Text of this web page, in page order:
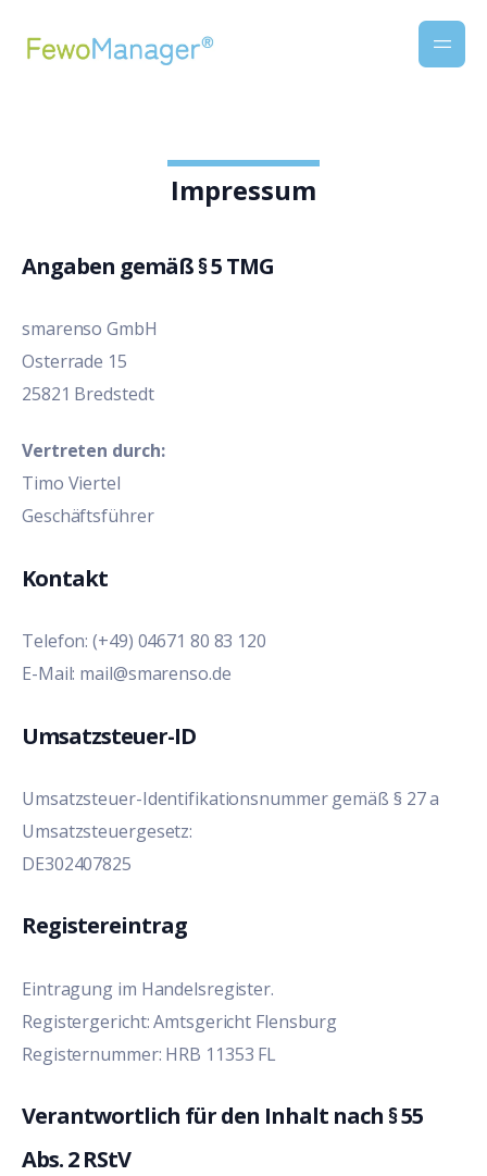
Impressum
Angaben gemäß § 5 TMG
smarenso GmbH
Osterrade 15
25821 Bredstedt
Vertreten durch:
Timo Viertel
Geschäftsführer
Kontakt
Telefon: (+49) 04671 80 83 120
E-Mail: mail@smarenso.de
Umsatzsteuer-ID
Umsatzsteuer-Identifikationsnummer gemäß § 27 a
Umsatzsteuergesetz:
DE302407825
Registereintrag
Eintragung im Handelsregister.
Registergericht: Amtsgericht Flensburg
Registernummer: HRB 11353 FL
Verantwortlich für den Inhalt nach § 55
Abs. 2 RStV